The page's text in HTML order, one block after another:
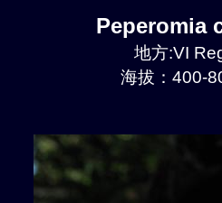
Peperomia
地方:VI
海拔：400-